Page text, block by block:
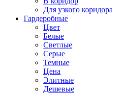
Для узкого коридора
Гардеробные
Цвет
Белые
Светлые
Серые
Темные
Цена
Элитные
Дешевые